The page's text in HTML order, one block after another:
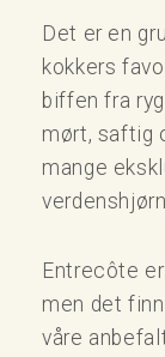
Det er en
kokkers
biffen fra
mørt, saftig
mange
Entrecôte
men det
våre